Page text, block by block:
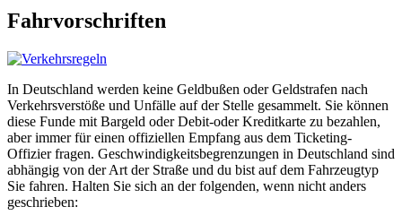
Fahrvorschriften
In Deutschland werden keine Geldbußen oder Geldstrafen nach
Verkehrsverstöße und Unfälle auf der Stelle gesammelt. Sie können
diese Funde mit Bargeld oder Debit-oder Kreditkarte zu bezahlen,
aber immer für einen offiziellen Empfang aus dem Ticketing-
Offizier fragen. Geschwindigkeitsbegrenzungen in Deutschland sind
abhängig von der Art der Straße und du bist auf dem Fahrzeugtyp
Sie fahren. Halten Sie sich an der folgenden, wenn nicht anders
geschrieben: